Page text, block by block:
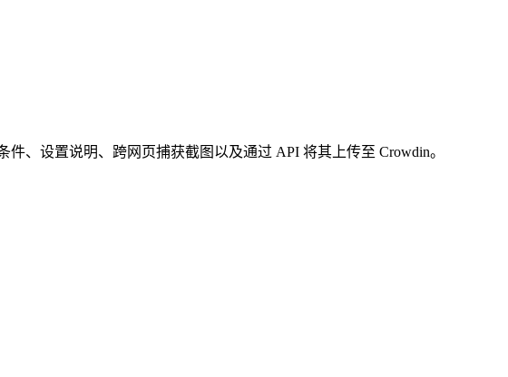
、设置说明、跨网页捕获截图以及通过 API 将其上传至 Crowdin。